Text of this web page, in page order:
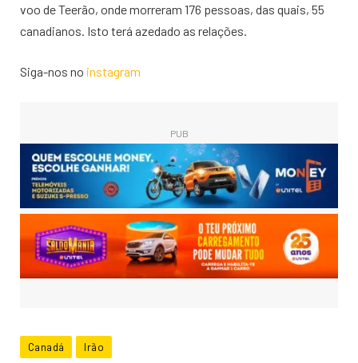
voo de Teerão, onde morreram 176 pessoas, das quais, 55
canadianos. Isto terá azedado as relações.
Siga-nos no instagram
PUB
Canadá Irão